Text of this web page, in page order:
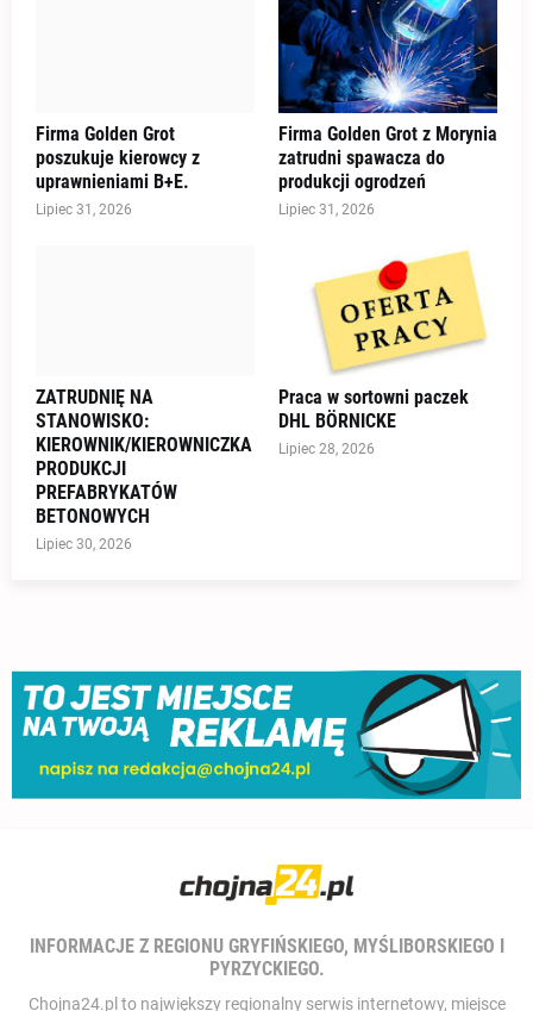
Firma Golden Grot
poszukuje kierowcy z
uprawnieniami B+E.
Lipiec 31, 2026
Firma Golden Grot z Morynia
zatrudni spawacza do
produkcji ogrodzeń
Lipiec 31, 2026
ZATRUDNIĘ NA
STANOWISKO:
KIEROWNIK/KIEROWNICZKA
PRODUKCJI
PREFABRYKATÓW
BETONOWYCH
Lipiec 30, 2026
Praca w sortowni paczek
DHL BÖRNICKE
Lipiec 28, 2026
INFORMACJE Z REGIONU GRYFIŃSKIEGO, MYŚLIBORSKIEGO I
PYRZYCKIEGO.
Chojna24.pl to największy regionalny serwis internetowy, miejsce